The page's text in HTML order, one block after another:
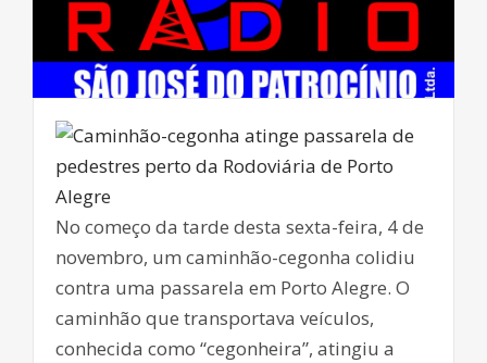
No começo da tarde desta sexta-feira, 4 de
novembro, um caminhão-cegonha colidiu
contra uma passarela em Porto Alegre. O
caminhão que transportava veículos,
conhecida como “cegonheira”, atingiu a